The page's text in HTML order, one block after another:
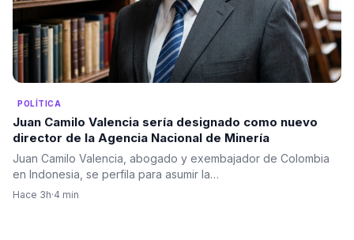
POLÍTICA
Juan Camilo Valencia sería designado como nuevo
director de la Agencia Nacional de Minería
Juan Camilo Valencia, abogado y exembajador de Colombia
en Indonesia, se perfila para asumir la…
Hace 3h·4 min